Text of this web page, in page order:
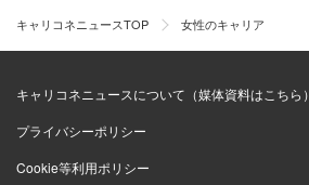
キャリコネニュースTOP 女性のキャリア
キャリコネニュースについて（媒体資料はこちら）
プライバシーポリシー
Cookie等利用ポリシー